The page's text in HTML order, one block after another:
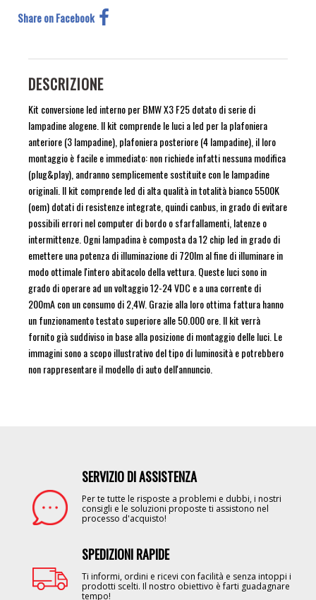
Share on Facebook
DESCRIZIONE
Kit conversione led interno per BMW X3 F25 dotato di serie di
lampadine alogene. Il kit comprende le luci a led per la plafoniera
anteriore (3 lampadine), plafoniera posteriore (4 lampadine), il loro
montaggio è facile e immediato: non richiede infatti nessuna modifica
(plug&play), andranno semplicemente sostituite con le lampadine
originali. Il kit comprende led di alta qualità in totalità bianco 5500K
(oem) dotati di resistenze integrate, quindi canbus, in grado di evitare
possibili errori nel computer di bordo o sfarfallamenti, latenze o
intermittenze. Ogni lampadina è composta da 12 chip led in grado di
emettere una potenza di illuminazione di 720lm al fine di illuminare in
modo ottimale l'intero abitacolo della vettura. Queste luci sono in
grado di operare ad un voltaggio 12-24 VDC e a una corrente di
200mA con un consumo di 2,4W. Grazie alla loro ottima fattura hanno
un funzionamento testato superiore alle 50.000 ore. Il kit verrà
fornito già suddiviso in base alla posizione di montaggio delle luci. Le
immagini sono a scopo illustrativo del tipo di luminosità e potrebbero
non rappresentare il modello di auto dell'annuncio.
SERVIZIO DI ASSISTENZA
Per te tutte le risposte a problemi e dubbi, i nostri
consigli e le soluzioni proposte ti assistono nel
processo d'acquisto!
SPEDIZIONI RAPIDE
Ti informi, ordini e ricevi con facilità e senza intoppi i
prodotti scelti. Il nostro obiettivo è farti guadagnare
tempo!